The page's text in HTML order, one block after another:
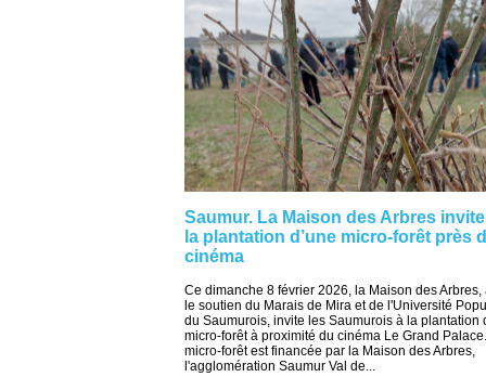
Saumur. La Maison des Arbres
la plantation d’une micro-forêt près
cinéma
Ce dimanche 8 février 2026, la Maison des Arbres,
le soutien du Marais de Mira et de l'Université
du Saumurois, invite les Saumurois à la plantation
micro-forêt à proximité du cinéma Le Grand
micro-forêt est financée par la Maison des Arbres,
l'agglomération Saumur Val de...